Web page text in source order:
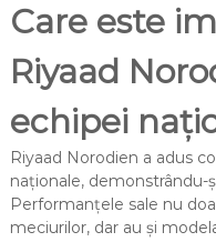
Care este
Riyaad
echipei
Riyaad Norodien a adus
naționale, demonstrându-
Performanțele sale nu
meciurilor, dar au și